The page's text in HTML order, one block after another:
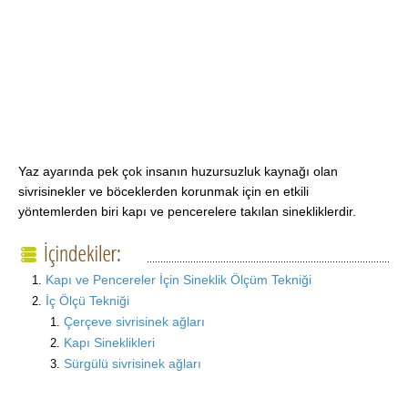
Yaz ayarında pek çok insanın huzursuzluk kaynağı olan
sivrisinekler ve böceklerden korunmak için en etkili
yöntemlerden biri kapı ve pencerelere takılan sinekliklerdir.
Kapı ve Pencereler İçin Sineklik Ölçüm Tekniği
İç Ölçü Tekniği
Çerçeve sivrisinek ağları
Kapı Sineklikleri
Sürgülü sivrisinek ağları